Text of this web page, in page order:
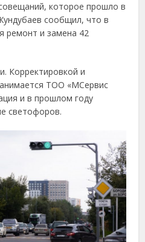
которое прошло в
сообщил, что в
ремонт и замена 42
Корректировкой и
ТОО «МСервис
и в прошлом году
светофоров.